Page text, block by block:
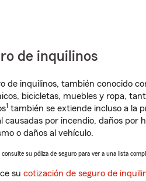
de inquilinos
de inquilinos, también conocido
bicicletas, muebles y ropa,
1 también se extiende incluso a la
causadas por incendio, daños por
o daños al vehículo.
consulte su póliza de seguro para ver a una lista
su cotización de seguro de